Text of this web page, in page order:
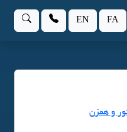
FA
EN
و همزن